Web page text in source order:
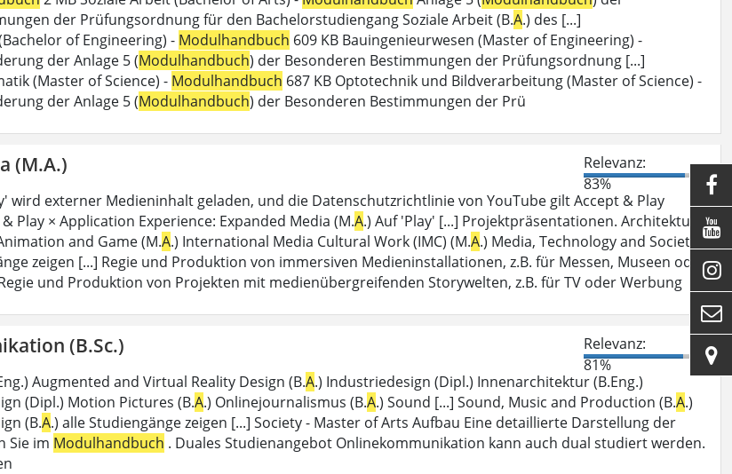
der Prüfungsordnung für den Bachelorstudiengang Soziale Arbeit (B.A.) des [...]
of Engineering) - Modulhandbuch 609 KB Bauingenieurwesen (Master of Engineering) -
der Anlage 5 (Modulhandbuch) der Besonderen Bestimmungen der Prüfungsordnung [...]
(Master of Science) - Modulhandbuch 687 KB Optotechnik und Bildverarbeitung (Master of Science) -
der Anlage 5 (Modulhandbuch) der Besonderen Bestimmungen der Prü
(M.A.)
Relevanz:
83%
wird externer Medieninhalt geladen, und die Datenschutzrichtlinie von YouTube gilt Accept & Play
Play × Application Experience: Expanded Media (M.A.) Auf 'Play' [...] Projektpräsentationen. Architektur,
and Game (M.A.) International Media Cultural Work (IMC) (M.A.) Media, Technology and Society
zeigen [...] Regie und Produktion von immersiven Medieninstallationen, z.B. für Messen, Museen oder
und Produktion von Projekten mit medienübergreifenden Storywelten, z.B. für TV oder Werbung
(B.Sc.)
Relevanz:
81%
Augmented and Virtual Reality Design (B.A.) Industriedesign (Dipl.) Innenarchitektur (B.Eng.)
(Dipl.) Motion Pictures (B.A.) Onlinejournalismus (B.A.) Sound [...] Sound, Music and Production (B.A.)
(B.A.) alle Studiengänge zeigen [...] Society - Master of Arts Aufbau Eine detaillierte Darstellung der
Sie im Modulhandbuch . Duales Studienangebot Onlinekommunikation kann auch dual studiert werden.




